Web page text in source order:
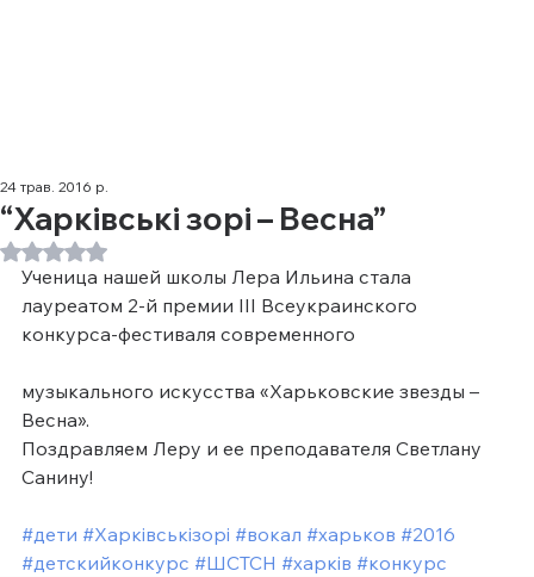
“Харківські зорі – Весна”
24 трав. 2016 р.
Оцінка: NaN з 5 зірок.
Ученица нашей школы Лера Ильина стала
лауреатом 2-й премии III Всеукраинского
конкурса-фестиваля современного
музыкального искусства «Харьковские звезды –
Весна».
Поздравляем Леру и ее преподавателя Светлану
Санину!
#дети #Харківськізорі #вокал #харьков #2016
#детскийконкурс #ШСТСН #харкiв #конкурс